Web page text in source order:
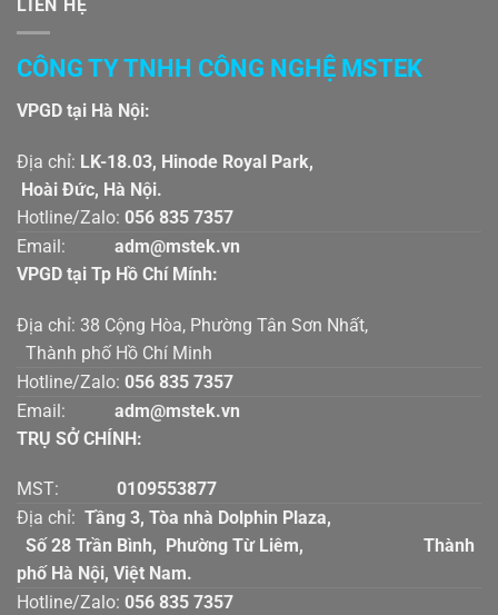
LIÊN HỆ
CÔNG TY TNHH CÔNG NGHỆ MSTEK
VPGD tại Hà Nội:
Địa chỉ: LK-18.03, Hinode Royal Park,
Hoài Đức, Hà Nội.
Hotline/Zalo: 056 835 7357
Email:
adm@mstek.vn
VPGD tại Tp Hồ Chí Mính:
Địa chỉ: 38 Cộng Hòa, Phường Tân Sơn Nhất,
Thành phố Hồ Chí Minh
Hotline/Zalo: 056 835 7357
Email:
adm@mstek.vn
TRỤ SỞ CHÍNH:
MST: 0109553877
Địa chỉ: Tầng 3, Tòa nhà Dolphin Plaza,
Số 28 Trần Bình, Phường Từ Liêm, Thành
phố Hà Nội, Việt Nam.
Hotline/Zalo: 056 835 7357